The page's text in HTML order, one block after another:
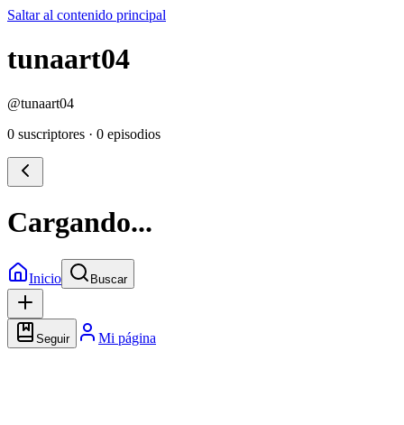
Saltar al contenido principal
tunaart04
@tunaart04
0 suscriptores · 0 episodios
Cargando...
Inicio Buscar
Seguir Mi página